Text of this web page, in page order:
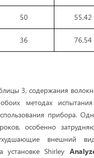
50 55,42
36 76,54
3, содержания
методах
прибора.
особенно
внешний
установке Shirley